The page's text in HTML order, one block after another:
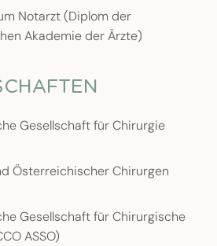
Notarzt (Diplom der
Akademie der Ärzte)
Gesellschaft für Chirurgie
Österreichischer Chirurgen
Gesellschaft für Chirurgische
ASSO)